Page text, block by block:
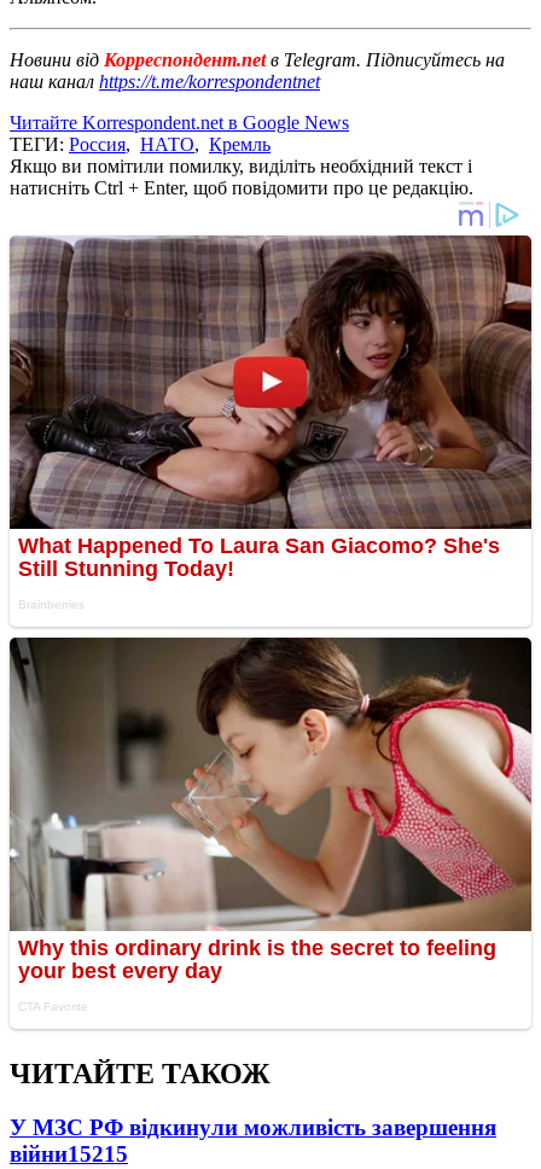
Новини від Корреспондент.netв Telegram. Підписуйтесь на
наш канал https://t.me/korrespondentnet
Читайте Korrespondent.net в Google News
ТЕГИ: Россия, НАТО, Кремль
Якщо ви помітили помилку, виділіть необхідний текст і
натисніть Ctrl + Enter, щоб повідомити про це редакцію.
ЧИТАЙТЕ ТАКОЖ
У МЗС РФ відкинули можливість завершення
війни15215